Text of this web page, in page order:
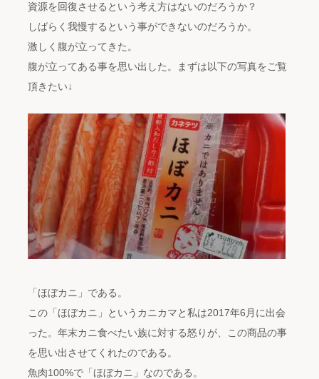
資源を回復させるという考え方はないのだろうか？
しばらく我慢するという事ができないのだろうか。
激しく腹が立ってきた。
腹が立ってある事を思い出した。まずは以下の写真をご覧
頂きたい↓
「ほぼカニ」である。
この「ほぼカニ」というカニカマと私は2017年6月に出会
った。年末カニ食べたい族に対する怒りが、この商品の事
を思い出させてくれたのである。
魚肉100%で「ほぼカニ」なのである。